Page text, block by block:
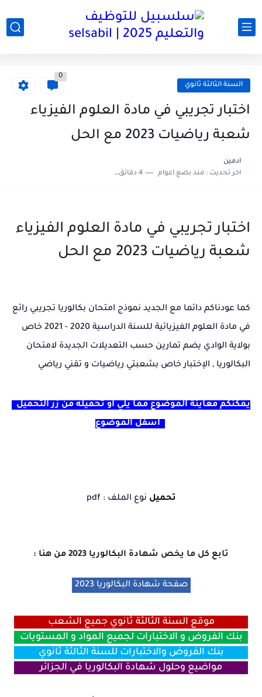
السنة الثالثة ثانوي
0
اختبار تجريبي في مادة العلوم الفيزياء
شعبة رياضيات 2023 مع الحل
ادمين
اخر تحديث :منذ بضع اعوام 4 دقائق للقراءة
اختبار تجريبي في مادة العلوم الفيزياء
شعبة رياضيات 2023 مع الحل
كما عودناكم دائما مع الجديد نموذج امتحان بكالوريا تجريبي رائع
في مادة العلوم الفيزيائية للسنة الدراسية 2020 - 2021 خاص
بولاية الوادي يضم تمارين حسب التعديلات الجديدة لامتحان
البكالوريا , الإختبار خاص بشعبتي رياضيات و تقني رياضي
تحميل نوع الملف : pdf
تابع كل ما يخص شهادة البكالوريا 2023 من هنا :
صفحة شهادة البكالوريا 2023
موقع السنة الثالثة ثانوي جميع الشعب
بنك الفروض و الاختبارات لجميع المواد و المستويات
بنك الفروض والاختبارات للسنة الثالثة ثانوي
مواضيع وحلول شهادة البكالوريا في الجزائر